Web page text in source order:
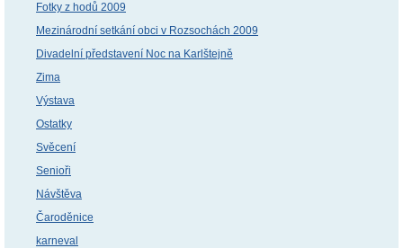
Fotky z hodů 2009
Mezinárodní setkání obci v Rozsochách 2009
Divadelní představení Noc na Karlštejně
Zima
Výstava
Ostatky
Svěcení
Senioři
Návštěva
Čaroděnice
karneval